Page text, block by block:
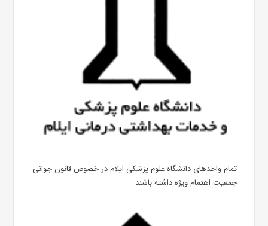
تمام واحدهای دانشگاه علوم پزشکی ایلام در خصوص قانون جوانی
جمعیت اهتمام ویژه داشته باشند